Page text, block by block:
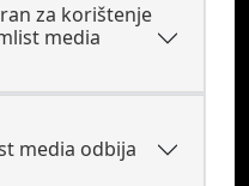
za korištenje
media
media odbija